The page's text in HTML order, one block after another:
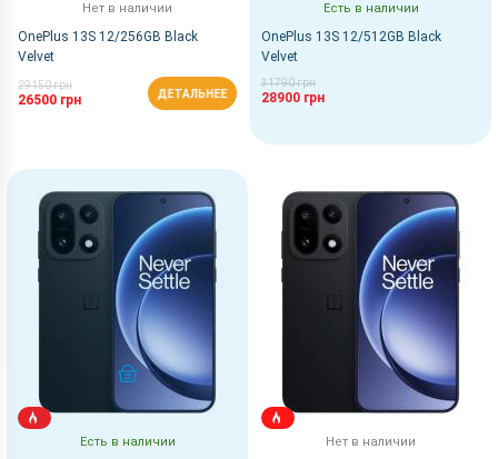
Нет в наличии
OnePlus 13S 12/256GB Black
Velvet
29150 грн
26500 грн ДЕТАЛЬНЕЕ
Есть в наличии
OnePlus 13S 12/512GB Black
Velvet
31790 грн
28900 грн
Есть в наличии
КУПИТЬ
Нет в наличии